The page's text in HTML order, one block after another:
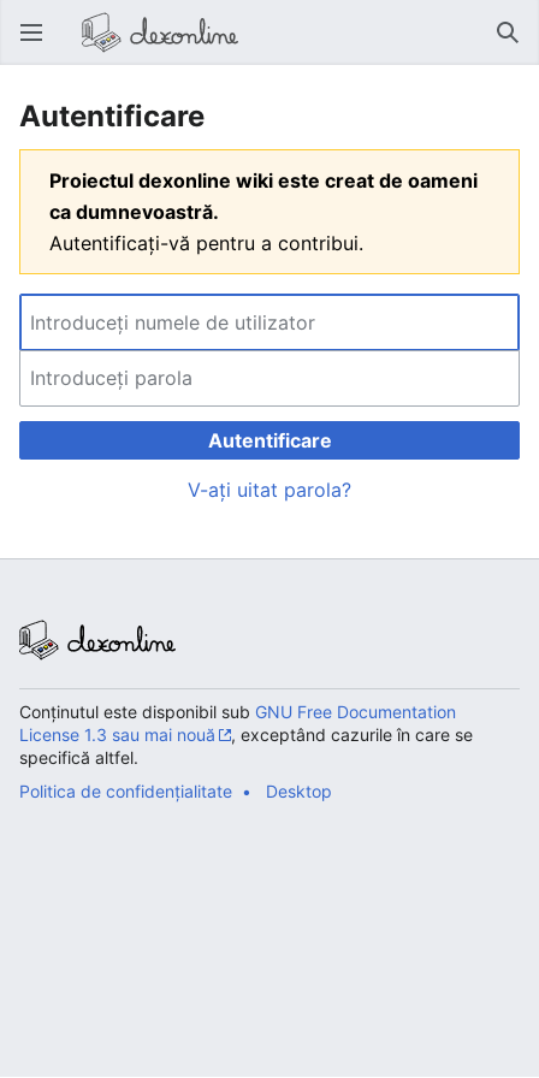
Deschide meniul principal
Autentificare
Proiectul dexonline wiki este creat de oameni
ca dumnevoastră.
Autentificați-vă pentru a contribui.
Autentificare
V-ați uitat parola?
Conținutul este disponibil sub GNU Free Documentation
License 1.3 sau mai nouă
, exceptând cazurile în care se
specifică altfel.
Politica de confidențialitate
Desktop